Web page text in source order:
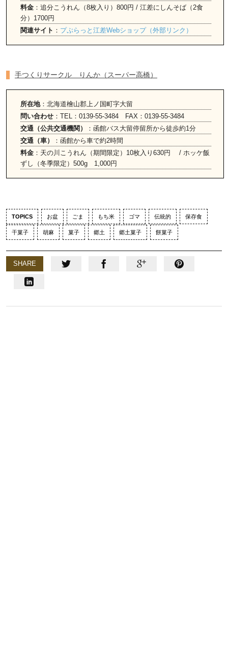
料金：追分こうれん（8枚入り）800円 / 江差にしんそば（2食
分）1700円
関連サイト ： プぷらっと江差Webショップ（外部リンク）
手つくりサークル りんか（スーパー高橋）
所在地：北海道檜山郡上ノ国町字大留
問い合わせ：TEL：0139-55-3484 FAX：0139-55-3484
交通（公共交通機関）
：函館バス大留停留所から徒歩約1分
交通（車）
：函館から車で約2時間
料金：天の川こうれん（期間限定）10枚入り630円 / ホッケ飯
ずし（冬季限定）500g 1,000円
TOPICS お盆 ごま もち米 ゴマ 伝統的 保存食
干菓子 胡麻 菓子 郷土 郷土菓子 餅菓子
SHARE